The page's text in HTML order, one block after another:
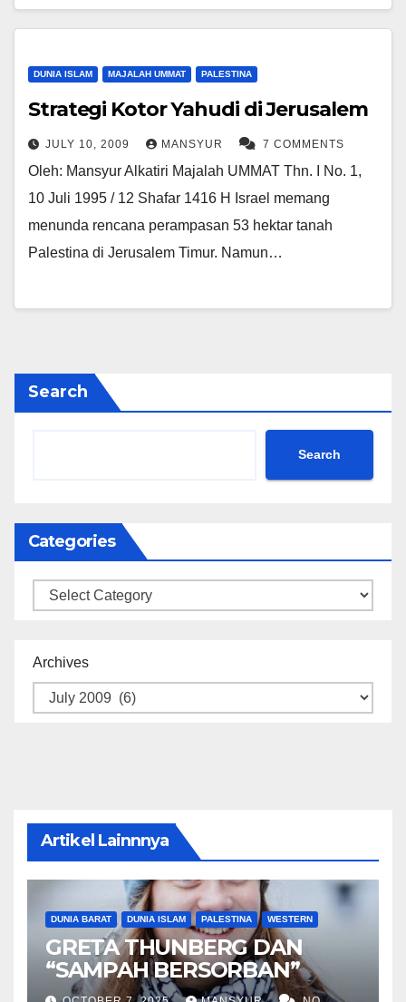
DUNIA ISLAM MAJALAH UMMAT PALESTINA
Strategi Kotor Yahudi di Jerusalem
JULY 10, 2009 MANSYUR 7 COMMENTS
Oleh: Mansyur Alkatiri Majalah UMMAT Thn. I No. 1,
10 Juli 1995 / 12 Shafar 1416 H Israel memang
menunda rencana perampasan 53 hektar tanah
Palestina di Jerusalem Timur. Namun…
Search
Search
Categories
Categories
Archives
Artikel Lainnnya
DUNIA BARAT DUNIA ISLAM PALESTINA WESTERN
GRETA THUNBERG DAN
“SAMPAH BERSORBAN”